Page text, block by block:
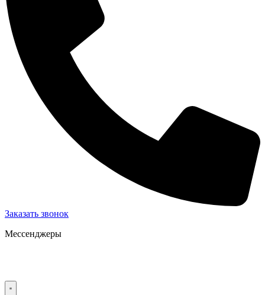
Заказать звонок
Мессенджеры